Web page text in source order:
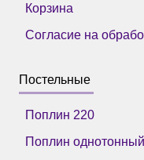
Корзина
Согласие на
Постельные
Поплин 220
Поплин однотонный